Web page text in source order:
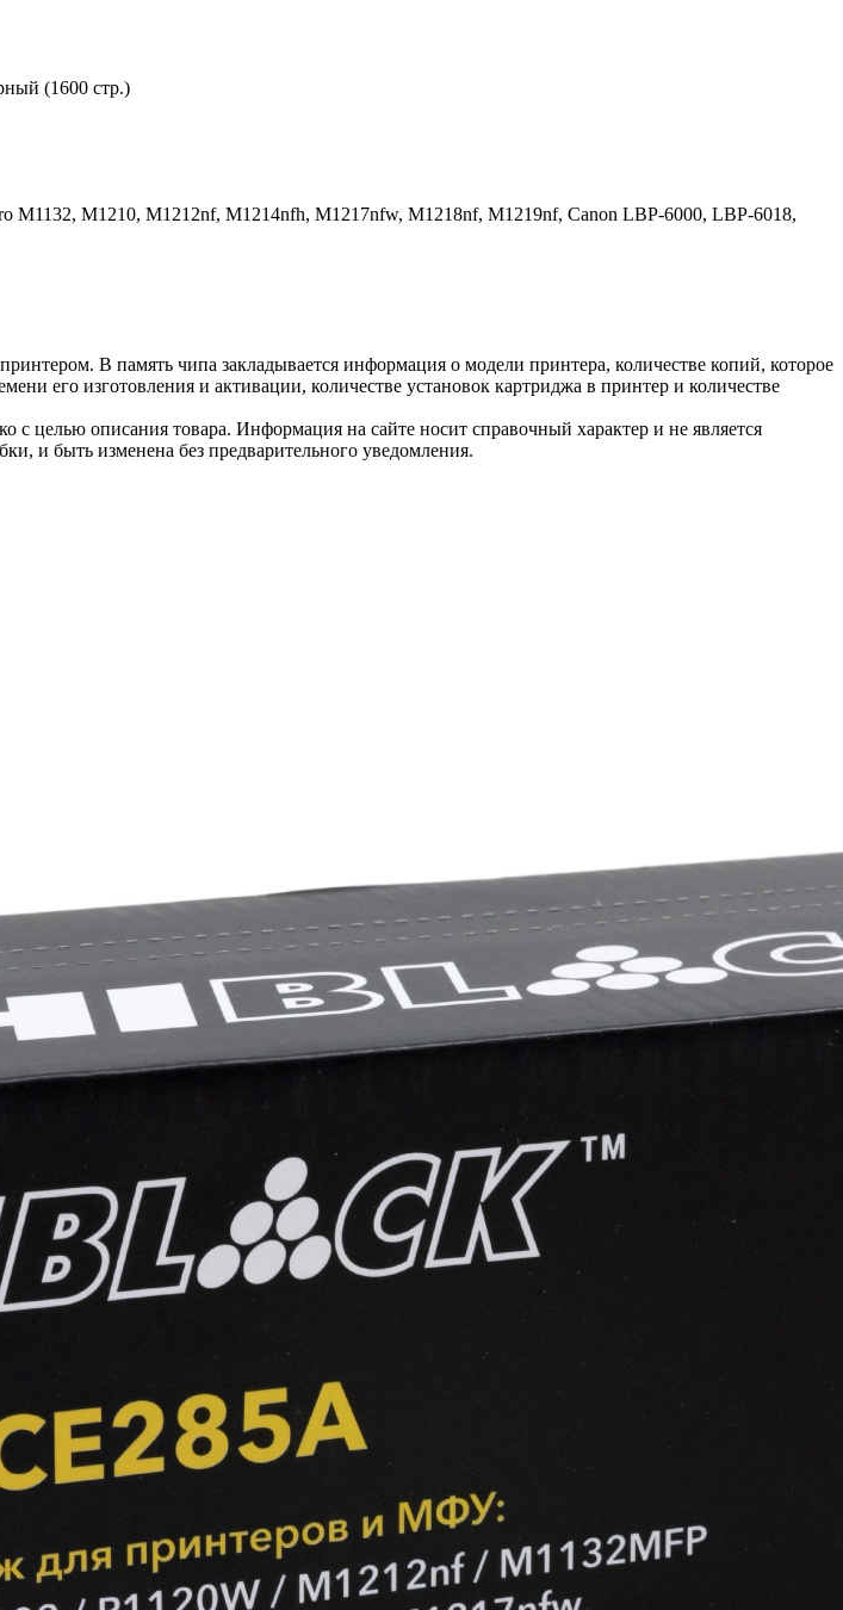
(1600 стр.)
M1132, M1210, M1212nf, M1214nfh, M1217nfw, M1218nf, M1219nf, Canon LBP-6000, LBP-6018,
В память чипа закладывается информация о модели принтера, количестве копий, которое
его изготовления и активации, количестве установок картриджа в принтер и количестве
с целью описания товара. Информация на сайте носит справочный характер и не является
и быть изменена без предварительного уведомления.